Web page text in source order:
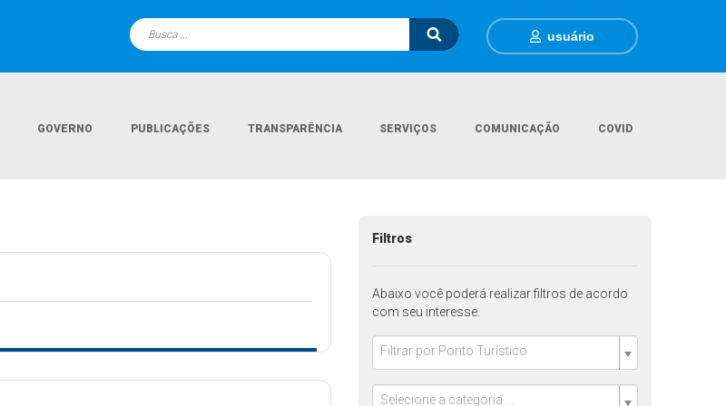
usuário
GOVERNO PUBLICAÇÕES TRANSPARÊNCIA SERVIÇOS COMUNICAÇÃO COVID
Filtros
Abaixo você poderá realizar filtros de acordo
com seu interesse.
Filtrar por Ponto Turístico
Selecione a categoria ...